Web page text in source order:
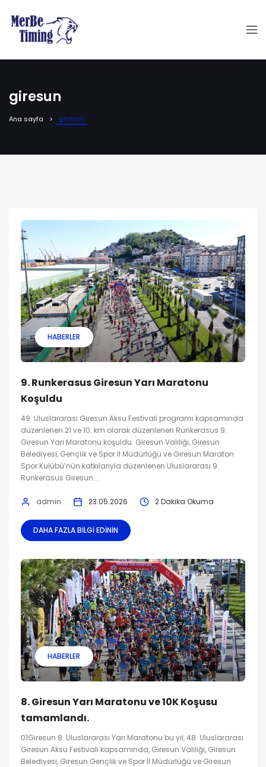
giresun
Ana sayfa giresun
HABERLER
9. Runkerasus Giresun Yarı Maratonu
Koşuldu
49. Uluslararası Giresun Aksu Festivali programı kapsamında
düzenlenen 21 ve 10. km olarak düzenlenen Runkerasus 9.
Giresun Yarı Maratonu koşuldu. Giresun Valiliği, Giresun
Belediyesi, Gençlik ve Spor İl Müdürlüğü ve Giresun Maraton
Spor Kulübü’nün katkılarıyla düzenlenen Uluslararası 9.
Runkerasus Giresun...
admin 23.05.2026 2 Dakika Okuma
DAHA FAZLA BILGI EDININ
HABERLER
8. Giresun Yarı Maratonu ve 10K Koşusu
tamamlandı.
01Giresun 8. Uluslararası Yarı Maratonu bu yıl, 48. Uluslararası
Giresun Aksu Festivali kapsamında, Giresun Valiliği, Giresun
Belediyesi, Giresun Gençlik ve Spor İl Müdürlüğü ve Giresun